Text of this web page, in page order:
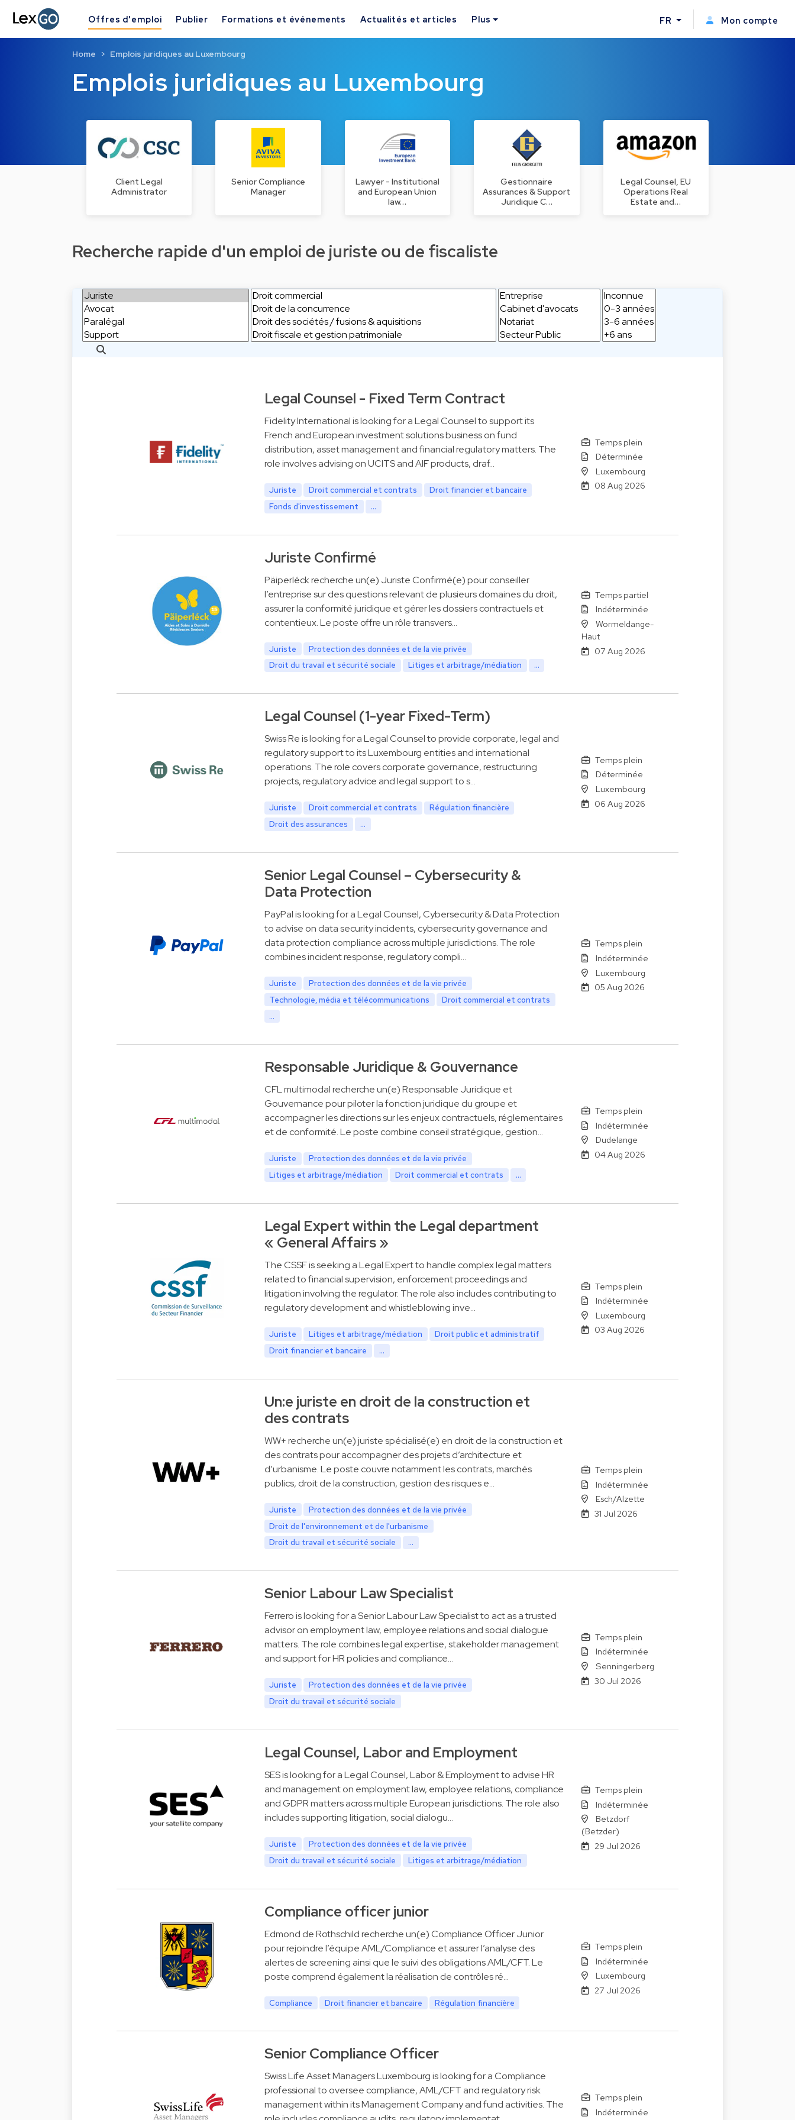
Offres d'emploi Publier Formations et événements Actualités et articles Plus FR Mon compte
Emplois juridiques au Luxembourg
Home Emplois juridiques au Luxembourg
Client Legal
Administrator
Senior Compliance
Manager
Lawyer - Institutional
and European Union
law…
Gestionnaire
Assurances & Support
Juridique C…
Legal Counsel, EU
Operations Real
Estate and…
Recherche rapide d'un emploi de juriste ou de fiscaliste
Legal Counsel - Fixed Term Contract
Fidelity International is looking for a Legal Counsel to support its
French and European investment solutions business on fund
distribution, asset management and financial regulatory matters. The
role involves advising on UCITS and AIF products, draf…
Juriste Droit commercial et contrats
Droit financier et bancaire
Fonds d'investissement
...
Temps plein
Déterminée
Luxembourg
08 Aug 2026
Juriste Confirmé
Päiperléck recherche un(e) Juriste Confirmé(e) pour conseiller
l’entreprise sur des questions relevant de plusieurs domaines du droit,
assurer la conformité juridique et gérer les dossiers contractuels et
contentieux. Le poste offre un rôle transvers…
Juriste
Protection des données et de la vie privée
Droit du travail et sécurité sociale
Litiges et arbitrage/médiation ...
Temps partiel
Indéterminée
Wormeldange-
Haut
07 Aug 2026
Legal Counsel (1-year Fixed-Term)
Swiss Re is looking for a Legal Counsel to provide corporate, legal and
regulatory support to its Luxembourg entities and international
operations. The role covers corporate governance, restructuring
projects, regulatory advice and legal support to s…
Juriste Droit commercial et contrats
Régulation financière
Droit des assurances
...
Temps plein
Déterminée
Luxembourg
06 Aug 2026
Senior Legal Counsel – Cybersecurity &
Data Protection
PayPal is looking for a Legal Counsel, Cybersecurity & Data Protection
to advise on data security incidents, cybersecurity governance and
data protection compliance across multiple jurisdictions. The role
combines incident response, regulatory compli…
Juriste
Protection des données et de la vie privée
Technologie, média et télécommunications
Droit commercial et contrats
...
Temps plein
Indéterminée
Luxembourg
05 Aug 2026
Responsable Juridique & Gouvernance
CFL multimodal recherche un(e) Responsable Juridique et
Gouvernance pour piloter la fonction juridique du groupe et
accompagner les directions sur les enjeux contractuels, réglementaires
et de conformité. Le poste combine conseil stratégique, gestion…
Juriste
Protection des données et de la vie privée
Litiges et arbitrage/médiation
Droit commercial et contrats ...
Temps plein
Indéterminée
Dudelange
04 Aug 2026
Legal Expert within the Legal department
« General Affairs »
The CSSF is seeking a Legal Expert to handle complex legal matters
related to financial supervision, enforcement proceedings and
litigation involving the regulator. The role also includes contributing to
regulatory development and whistleblowing inve…
Juriste Litiges et arbitrage/médiation
Droit public et administratif
Droit financier et bancaire
...
Temps plein
Indéterminée
Luxembourg
03 Aug 2026
Un:e juriste en droit de la construction et
des contrats
WW+ recherche un(e) juriste spécialisé(e) en droit de la construction et
des contrats pour accompagner des projets d’architecture et
d’urbanisme. Le poste couvre notamment les contrats, marchés
publics, droit de la construction, gestion des risques e…
Juriste
Protection des données et de la vie privée
Droit de l'environnement et de l'urbanisme
Droit du travail et sécurité sociale
...
Temps plein
Indéterminée
Esch/Alzette
31 Jul 2026
Senior Labour Law Specialist
Ferrero is looking for a Senior Labour Law Specialist to act as a trusted
advisor on employment law, employee relations and social dialogue
matters. The role combines legal expertise, stakeholder management
and support for HR policies and compliance…
Juriste
Protection des données et de la vie privée
Droit du travail et sécurité sociale
Temps plein
Indéterminée
Senningerberg
30 Jul 2026
Legal Counsel, Labor and Employment
SES is looking for a Legal Counsel, Labor & Employment to advise HR
and management on employment law, employee relations, compliance
and GDPR matters across multiple European jurisdictions. The role also
includes supporting litigation, social dialogu…
Juriste
Protection des données et de la vie privée
Droit du travail et sécurité sociale
Litiges et arbitrage/médiation
Temps plein
Indéterminée
Betzdorf
(Betzder)
29 Jul 2026
Compliance officer junior
Edmond de Rothschild recherche un(e) Compliance Officer Junior
pour rejoindre l’équipe AML/Compliance et assurer l’analyse des
alertes de screening ainsi que le suivi des obligations AML/CFT. Le
poste comprend également la réalisation de contrôles ré…
Compliance Droit financier et bancaire Régulation financière
Temps plein
Indéterminée
Luxembourg
27 Jul 2026
Senior Compliance Officer
Swiss Life Asset Managers Luxembourg is looking for a Compliance
professional to oversee compliance, AML/CFT and regulatory risk
management within its Management Company and fund activities. The
Temps plein
Indéterminée